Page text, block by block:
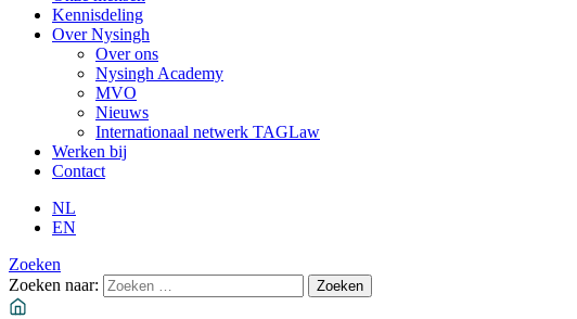
Kennisdeling
Over Nysingh
Over ons
Nysingh Academy
MVO
Nieuws
Internationaal netwerk TAGLaw
Werken bij
Contact
NL
EN
Zoeken
Zoeken naar: